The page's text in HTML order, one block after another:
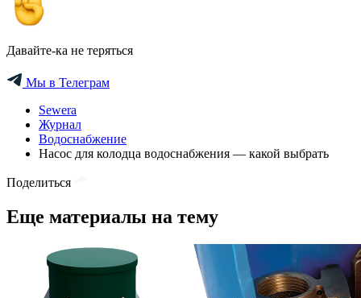
Давайте-ка не теряться
Мы в Телеграм
Sewera
Журнал
Водоснабжение
Насос для колодца водоснабжения — какой выбрать
Поделиться
Еще материалы на тему